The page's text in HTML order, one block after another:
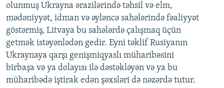
olunmuş Ukrayna ərazilərində təhsil və elm,
mədəniyyət, idman və əyləncə sahələrində fəaliyyət
göstərmiş, Litvaya bu sahələrdə çalışmaq üçün
getmək istəyənlədən gedir. Eyni təklif Rusiyanın
Ukraynaya qarşı genişmiqyaslı müharibəsini
birbaşa və ya dolayısı ilə dəstəkləyən və ya bu
müharibədə iştirak edən şəxsləri də nəzərdə tutur.